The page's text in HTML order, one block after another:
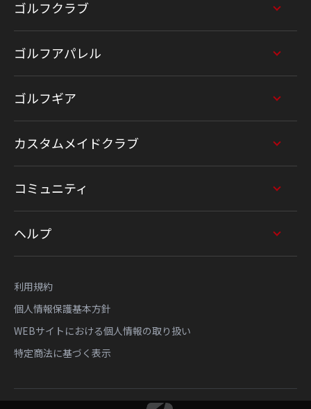
ゴルフクラブ
ゴルフアパレル
ゴルフギア
カスタムメイドクラブ
コミュニティ
ヘルプ
利用規約
個人情報保護基本方針
WEBサイトにおける個人情報の取り扱い
特定商法に基づく表示